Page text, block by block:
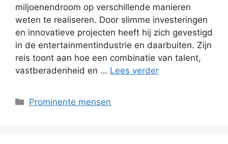
miljoenendroom op verschillende manieren
weten te realiseren. Door slimme investeringen
en innovatieve projecten heeft hij zich gevestigd
in de entertainmentindustrie en daarbuiten. Zijn
reis toont aan hoe een combinatie van talent,
vastberadenheid en … Lees verder
Categorieën
Prominente mensen